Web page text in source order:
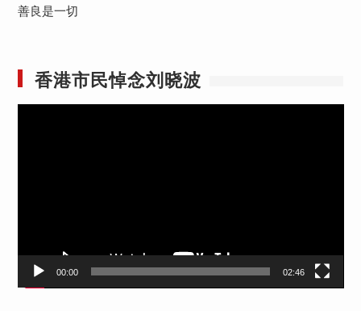
善良是一切
香港市民悼念刘晓波
00:00 02:46